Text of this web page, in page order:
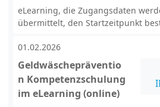
eLearning, die Zugangsdaten
übermittelt, den Startzeitpunkt
01.02.2026
Geldwäschepräventio
n Kompetenzschulung
im eLearning (online)